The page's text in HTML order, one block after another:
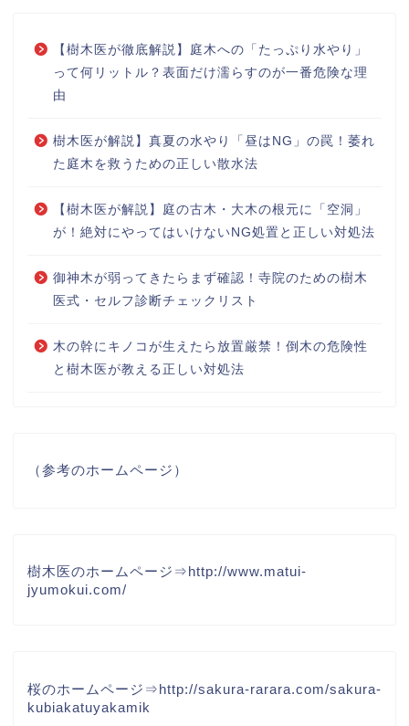
【樹木医が徹底解説】庭木への「たっぷり水やり」
って何リットル？表面だけ濡らすのが一番危険な理
由
樹木医が解説】真夏の水やり「昼はNG」の罠！萎れ
た庭木を救うための正しい散水法
【樹木医が解説】庭の古木・大木の根元に「空洞」
が！絶対にやってはいけないNG処置と正しい対処法
御神木が弱ってきたらまず確認！寺院のための樹木
医式・セルフ診断チェックリスト
木の幹にキノコが生えたら放置厳禁！倒木の危険性
と樹木医が教える正しい対処法
（参考のホームページ）
樹木医のホームページ⇒http://www.matui-
jyumokui.com/
桜のホームページ⇒http://sakura-rarara.com/sakura-
kubiakatuyakamik